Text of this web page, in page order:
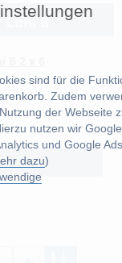
sind für die
Zudem
der Webseite
nutzen wir
und Google
dazu)
Coni B